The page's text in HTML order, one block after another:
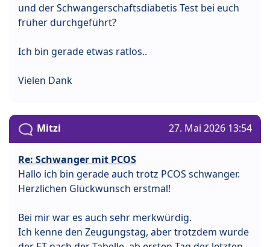
und der Schwangerschaftsdiabetis Test bei euch
früher durchgeführt?
Ich bin gerade etwas ratlos..
Vielen Dank
Mitzi 27. Mai 2026 13:54
Re: Schwanger mit PCOS
Hallo ich bin gerade auch trotz PCOS schwanger.
Herzlichen Glückwunsch erstmal!
Bei mir war es auch sehr merkwürdig.
Ich kenne den Zeugungstag, aber trotzdem wurde